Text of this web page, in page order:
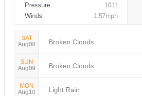
Pressure
1011
Winds
1.57mph
SAT
Aug08
Broken Clouds
SUN
Aug09
Broken Clouds
MON
Aug10
Light Rain